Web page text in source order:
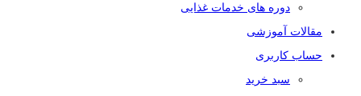
دوره های خدمات غذایی
مقالات آموزشی
حساب کاربری
سبد خرید